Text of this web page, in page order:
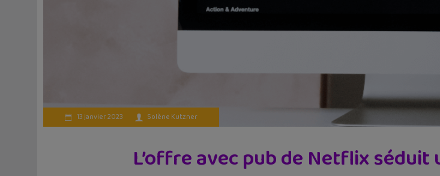
13 janvier 2023 Solène Kutzner
L’offre avec pub de Netflix